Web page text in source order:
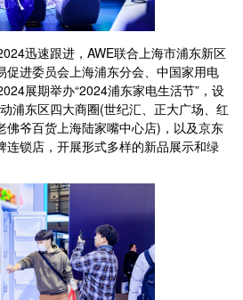
迅速跟进，AWE联合上海市浦东新区
促进委员会上海浦东分会、中国家用电
展期举办“2024浦东家电生活节”，设
浦东区四大商圈(世纪汇、正大广场、红
佛爷百货上海陆家嘴中心店)，以及京东
连锁店，开展形式多样的新品展示和绿